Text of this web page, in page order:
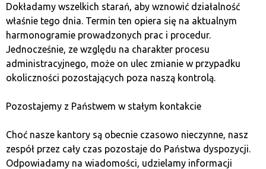
Rozwój technologii blockchain i wdrażanie
innowacyjnych rozwiązań ma kluczowe znaczenie dla
wartości kryptowalut. Kryptowaluty takie jak Ethereum,
które oferują szeroki wachlarz zastosowań w postaci
inteligentnych kontraktów, przyciągają inwestorów
poszukujących rzeczywistych korzyści z cyfrowych
aktywów. Wzrost kursu Ethereum wynika z rosnącego
zapotrzebowania na jego technologię, co odróżnia
ją od walut takich jak BTC, które pełnią głównie rolę
magazynu wartości.
Dokładamy wszelkich starań, aby wznowić działalność
właśnie tego dnia. Termin ten opiera się na aktualnym
harmonogramie prowadzonych prac i procedur.
Jednocześnie, ze względu na charakter procesu
administracyjnego, może on ulec zmianie w przypadku
okoliczności pozostających poza naszą kontrolą.
Pozostajemy z Państwem w stałym kontakcie
Choć nasze kantory są obecnie czasowo nieczynne, nasz
zespół przez cały czas pozostaje do Państwa dyspozycji.
Odpowiadamy na wiadomości, udzielamy informacji